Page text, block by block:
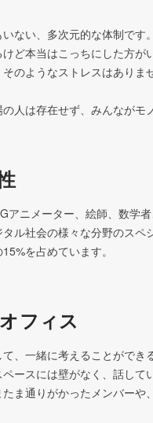
ない、多次元的な体制です。
ど本当はこっちにした方
のようなストレスはありま
人は存在せず、みんながモ
アニメーター、絵師、数学
ル社会の様々な分野のス
を占めています。
フィス
、一緒に考えることがで
ースには壁がなく、話し
ま通りがかったメンバー